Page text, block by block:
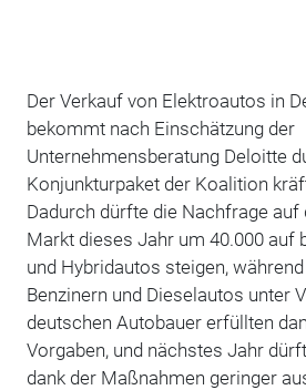
Der Verkauf von Elektroautos in
bekommt nach Einschätzung der
Unternehmensberatung Deloitte
Konjunkturpaket der Koalition
Dadurch dürfte die Nachfrage auf
Markt dieses Jahr um 40.000 auf
und Hybridautos steigen,
Benzinern und Dieselautos unter
deutschen Autobauer erfüllten
Vorgaben, und nächstes Jahr
dank der Maßnahmen geringer